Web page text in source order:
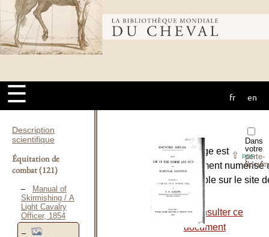
Bibliothèque
mondiale du
cheval
☰ fr en
Description
scientifique
Équitation de
combat(121)
Manual of
Skirmishing / A
Light Cavalry
Officer, 1854
Dans
votre
porte-
⇪ PDF
L’ouvrage est
entièrement numérisé
disponible sur le site
la:
-Consulter ce
document